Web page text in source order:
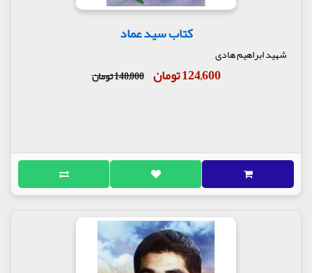
کتاب سید عماد
شهید ابراهیم هادی
124,600 تومان 140,000 تومان